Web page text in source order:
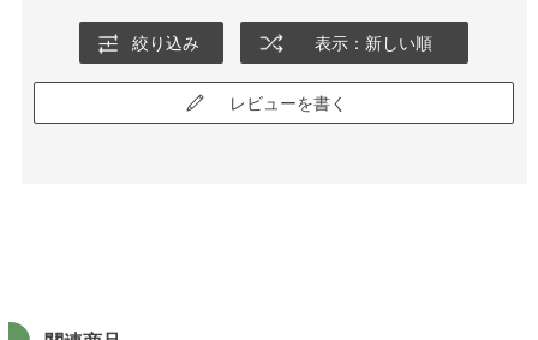
絞り込み 表示：新しい順
レビューを書く